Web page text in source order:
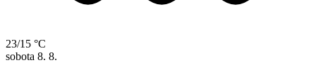
23/15 °C
sobota 8. 8.